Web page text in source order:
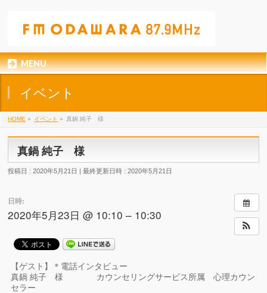
MENU
イベント
HOME » イベント » 真鍋 純子 様
真鍋 純子 様
投稿日 : 2020年5月21日 最終更新日時 : 2020年5月21日
日時:
2020年5月23日 @ 10:10 – 10:30
【ゲスト】＊電話インタビュー
真鍋 純子 様 カウンセリングサービス所属 心理カウン
セラー